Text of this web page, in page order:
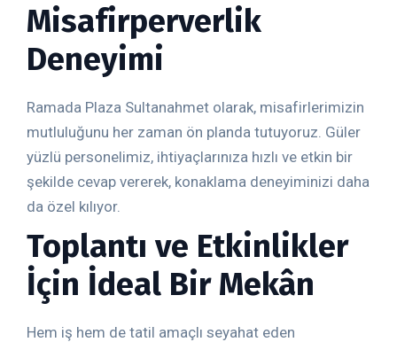
Misafirperverlik
Deneyimi
Ramada Plaza Sultanahmet olarak, misafirlerimizin
mutluluğunu her zaman ön planda tutuyoruz. Güler
yüzlü personelimiz, ihtiyaçlarınıza hızlı ve etkin bir
şekilde cevap vererek, konaklama deneyiminizi daha
da özel kılıyor.
Toplantı ve Etkinlikler
İçin İdeal Bir Mekân
Hem iş hem de tatil amaçlı seyahat eden